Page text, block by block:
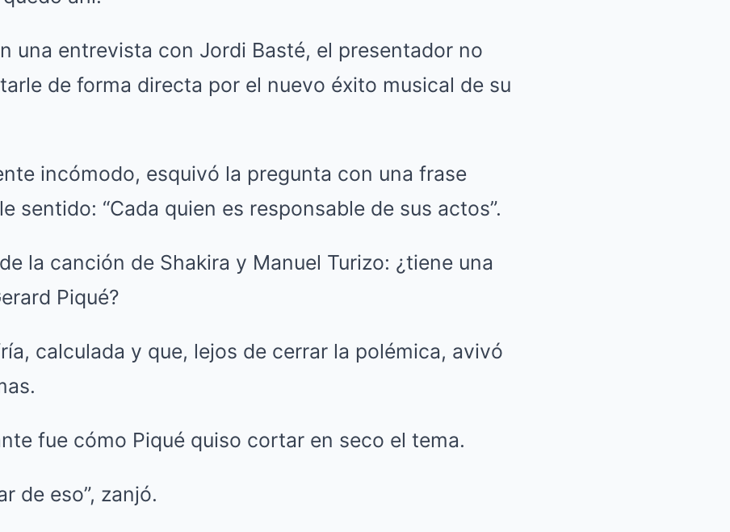
una entrevista con Jordi Basté, el presentador no
de forma directa por el nuevo éxito musical de su
incómodo, esquivó la pregunta con una frase
sentido: “Cada quien es responsable de sus actos”.
calculada y que, lejos de cerrar la polémica, avivó
fue cómo Piqué quiso cortar en seco el tema.
de eso”, zanjó.